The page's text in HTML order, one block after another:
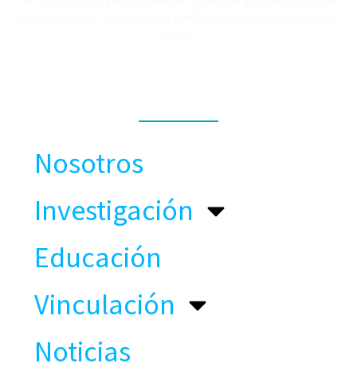
Nosotros
Investigación
Educación
Vinculación
Noticias